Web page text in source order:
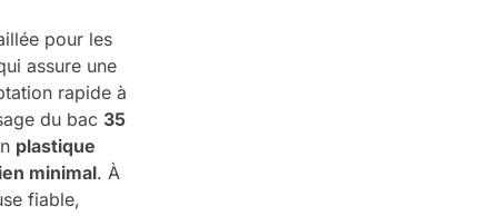
pour les
assure une
rapide à
du bac 35
plastique
minimal. À
fiable,